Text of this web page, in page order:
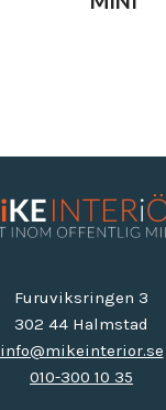
Furuviksringen 3
302 44 Halmstad
info@mikeinterior.se
010-300 10 35